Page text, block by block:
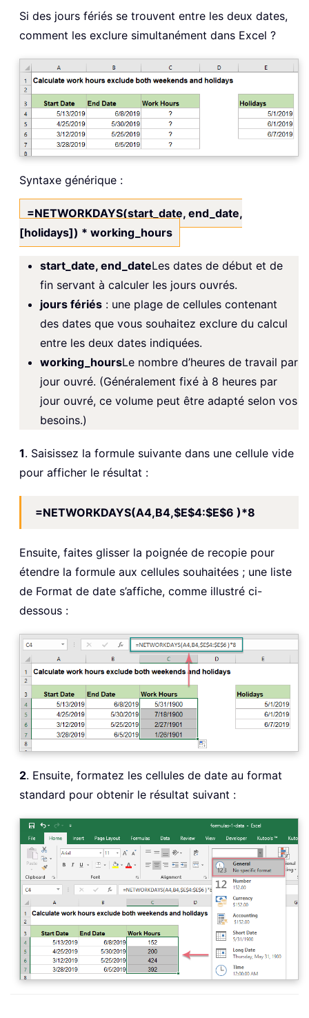
Si des jours fériés se trouvent entre les deux dates,
comment les exclure simultanément dans Excel ?
Syntaxe générique :
=NETWORKDAYS(start_date, end_date,
[holidays]) * working_hours
start_date, end_dateLes dates de début et de
fin servant à calculer les jours ouvrés.
jours fériés : une plage de cellules contenant
des dates que vous souhaitez exclure du calcul
entre les deux dates indiquées.
working_hoursLe nombre d’heures de travail par
jour ouvré. (Généralement fixé à 8 heures par
jour ouvré, ce volume peut être adapté selon vos
besoins.)
1. Saisissez la formule suivante dans une cellule vide
pour afficher le résultat :
=NETWORKDAYS(A4,B4,$E$4:$E$6 )*8
Ensuite, faites glisser la poignée de recopie pour
étendre la formule aux cellules souhaitées ; une liste
de Format de date s’affiche, comme illustré ci-
dessous :
2. Ensuite, formatez les cellules de date au format
standard pour obtenir le résultat suivant :